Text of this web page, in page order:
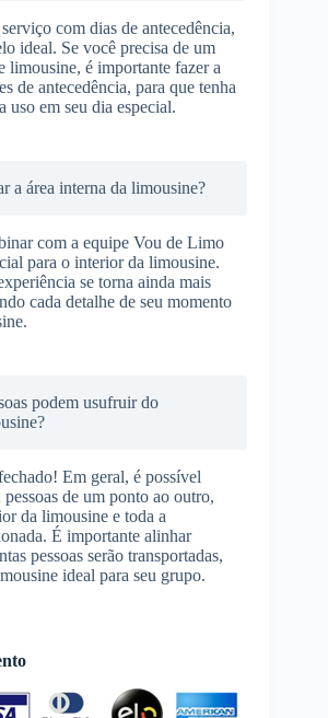
com dias de antecedência,
ideal. Se você precisa de um
limousine, é importante fazer a
de antecedência, para que tenha
uso em seu dia especial.
a área interna da limousine?
com a equipe Vou de Limo
para o interior da limousine.
se torna ainda mais
cada detalhe de seu momento
podem usufruir do
Em geral, é possível
de um ponto ao outro,
da limousine e toda a
É importante alinhar
pessoas serão transportadas,
ideal para seu grupo.